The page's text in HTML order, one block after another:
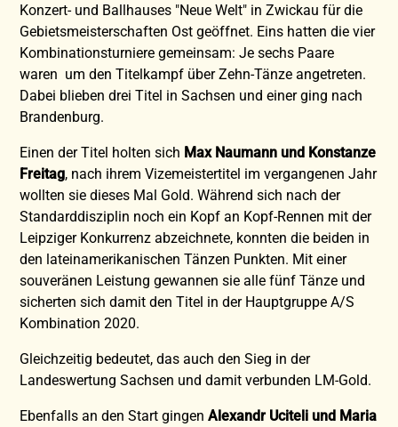
Konzert- und Ballhauses "Neue Welt" in Zwickau für die
Gebietsmeisterschaften Ost geöffnet. Eins hatten die vier
Kombinationsturniere gemeinsam: Je sechs Paare
waren um den Titelkampf über Zehn-Tänze angetreten.
Dabei blieben drei Titel in Sachsen und einer ging nach
Brandenburg.
Einen der Titel holten sich Max Naumann und Konstanze
Freitag, nach ihrem Vizemeistertitel im vergangenen Jahr
wollten sie dieses Mal Gold. Während sich nach der
Standarddisziplin noch ein Kopf an Kopf-Rennen mit der
Leipziger Konkurrenz abzeichnete, konnten die beiden in
den lateinamerikanischen Tänzen Punkten. Mit einer
souveränen Leistung gewannen sie alle fünf Tänze und
sicherten sich damit den Titel in der Hauptgruppe A/S
Kombination 2020.
Gleichzeitig bedeutet, das auch den Sieg in der
Landeswertung Sachsen und damit verbunden LM-Gold.
Ebenfalls an den Start gingenAlexandr Uciteli und Maria